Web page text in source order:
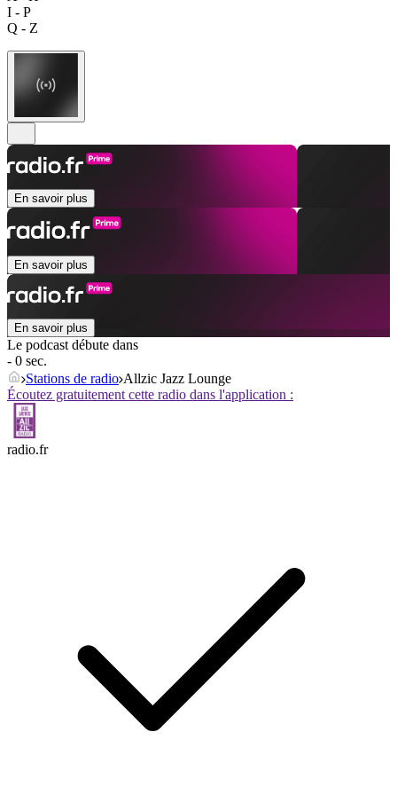
I - P
Q - Z
En savoir plus
En savoir plus
En savoir plus
Le podcast débute dans
- 0 sec.
Stations de radio Allzic Jazz Lounge
Écoutez gratuitement cette radio dans l'application :
radio.fr